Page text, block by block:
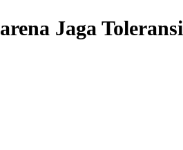
Jaga Toleransi